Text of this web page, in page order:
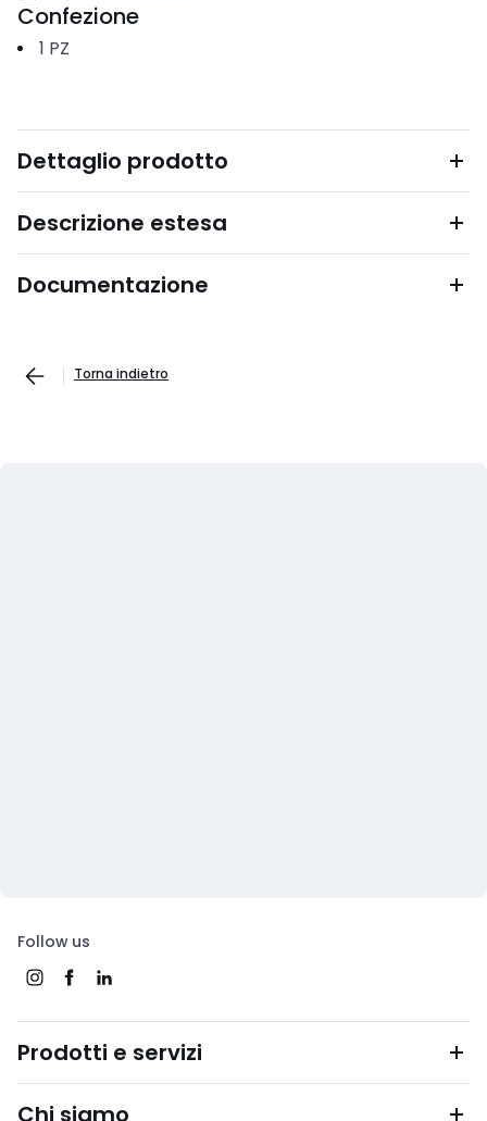
Confezione
1 PZ
Dettaglio prodotto
Descrizione estesa
Documentazione
Torna indietro
Follow us
Prodotti e servizi
Chi siamo